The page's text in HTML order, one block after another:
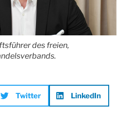
des freien,
Twitter LinkedIn